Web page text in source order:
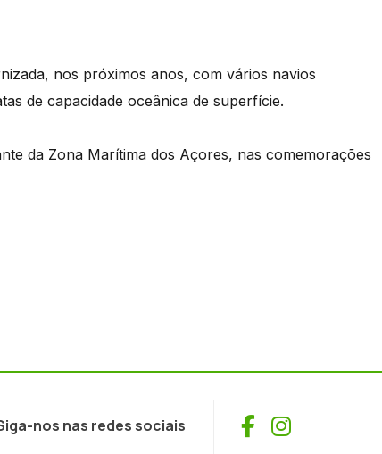
nos próximos anos, com vários navios
de capacidade oceânica de superfície.
da Zona Marítima dos Açores, nas comemorações
nos nas redes sociais Facebook
Instagram